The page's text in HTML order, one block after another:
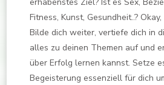
erhabenstes Ziel? Ist es Sex,
Fitness, Kunst, Gesundheit..?
Bilde dich weiter, vertiefe dich in
alles zu deinen Themen auf und
über Erfolg lernen kannst. Setze
Begeisterung essenziell für dich